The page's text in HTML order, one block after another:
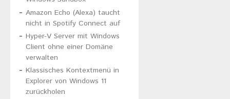
Amazon Echo (Alexa) taucht
nicht in Spotify Connect auf
Hyper-V Server mit Windows
Client ohne einer Domäne
verwalten
Klassisches Kontextmenü in
Explorer von Windows 11
zurückholen